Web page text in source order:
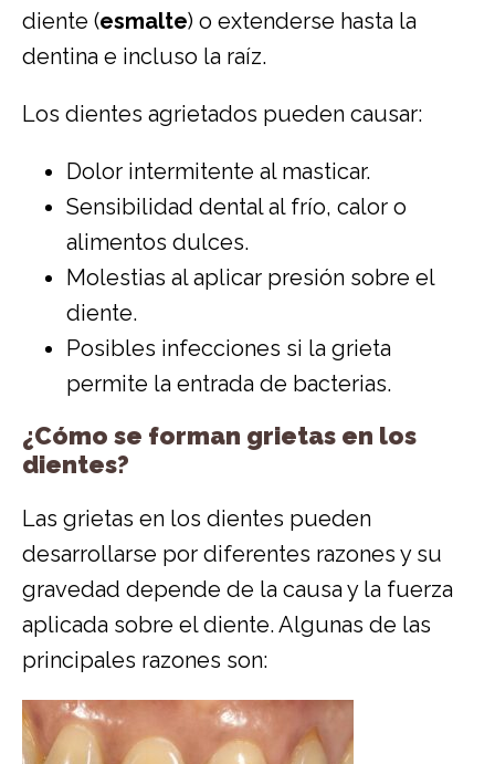
diente (esmalte) o extenderse hasta la
dentina e incluso la raíz.
Los dientes agrietados pueden causar:
Dolor intermitente al masticar.
Sensibilidad dental al frío, calor o
alimentos dulces.
Molestias al aplicar presión sobre el
diente.
Posibles infecciones si la grieta
permite la entrada de bacterias.
¿Cómo se forman grietas en los
dientes?
Las grietas en los dientes pueden
desarrollarse por diferentes razones y su
gravedad depende de la causa y la fuerza
aplicada sobre el diente. Algunas de las
principales razones son: